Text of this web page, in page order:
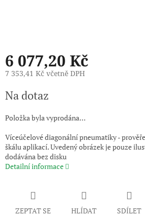
6 077,20 Kč
7 353,41 Kč včetně DPH
cena:
Na dotaz
Položka byla vyprodána…
Víceúčelové diagonální pneumatiky -
škálu aplikací. Uvedený obrázek je pouze
dodávána bez disku
Detailní informace
ZEPTAT SE HLÍDAT SDÍLET